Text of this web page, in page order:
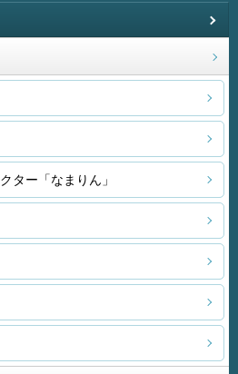
ター「なまりん」